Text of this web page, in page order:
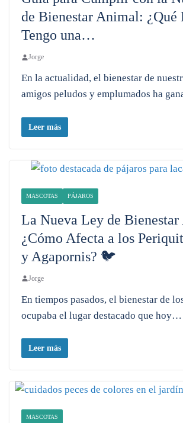
de Bienestar Animal: ¿Qué
Tengo una…
Jorge
En la actualidad, el bienestar de
amigos peludos y emplumados ha
Leer más
MASCOTAS PÁJAROS
La Nueva Ley de
¿Cómo Afecta a los
y Agapornis? 🐦
Jorge
En tiempos pasados, el bienestar de
ocupaba el lugar destacado que hoy…
Leer más
MASCOTAS